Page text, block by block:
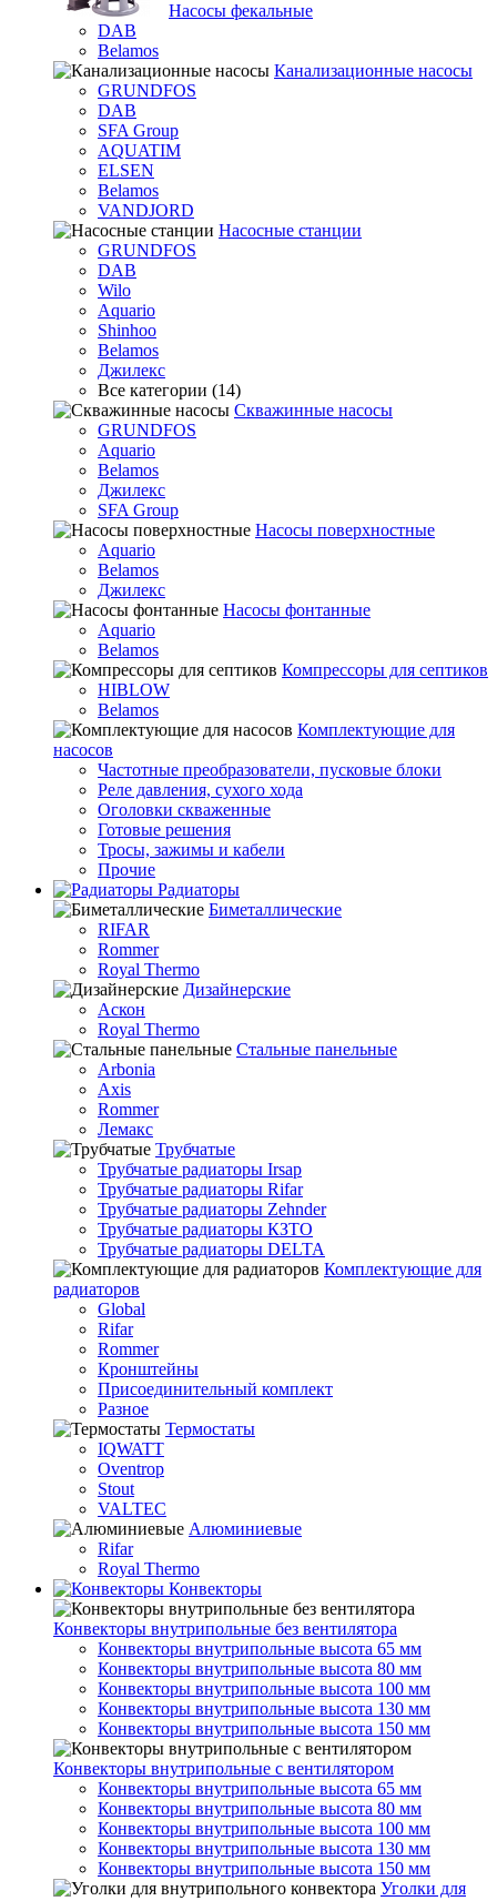
Насосы фекальные
DAB
Belamos
Канализационные насосы
GRUNDFOS
DAB
SFA Group
AQUATIM
ELSEN
Belamos
VANDJORD
Насосные станции
GRUNDFOS
DAB
Wilo
Aquario
Shinhoo
Belamos
Джилекс
Все категории (14)
Скважинные насосы
GRUNDFOS
Aquario
Belamos
Джилекс
SFA Group
Насосы поверхностные
Aquario
Belamos
Джилекс
Насосы фонтанные
Aquario
Belamos
Компрессоры для септиков
HIBLOW
Belamos
Комплектующие для
насосов
Частотные преобразователи, пусковые блоки
Реле давления, сухого хода
Оголовки скваженные
Готовые решения
Тросы, зажимы и кабели
Прочие
Радиаторы
Биметаллические
RIFAR
Rommer
Royal Thermo
Дизайнерские
Аскон
Royal Thermo
Стальные панельные
Arbonia
Axis
Rommer
Лемакс
Трубчатые
Трубчатые радиаторы Irsap
Трубчатые радиаторы Rifar
Трубчатые радиаторы Zehnder
Трубчатые радиаторы КЗТО
Трубчатые радиаторы DELTA
Комплектующие для
радиаторов
Global
Rifar
Rommer
Кронштейны
Присоединительный комплект
Разное
Термостаты
IQWATT
Oventrop
Stout
VALTEC
Алюминиевые
Rifar
Royal Thermo
Конвекторы
Конвекторы внутрипольные без вентилятора
Конвекторы внутрипольные высота 65 мм
Конвекторы внутрипольные высота 80 мм
Конвекторы внутрипольные высота 100 мм
Конвекторы внутрипольные высота 130 мм
Конвекторы внутрипольные высота 150 мм
Конвекторы внутрипольные с вентилятором
Конвекторы внутрипольные высота 65 мм
Конвекторы внутрипольные высота 80 мм
Конвекторы внутрипольные высота 100 мм
Конвекторы внутрипольные высота 130 мм
Конвекторы внутрипольные высота 150 мм
Уголки для